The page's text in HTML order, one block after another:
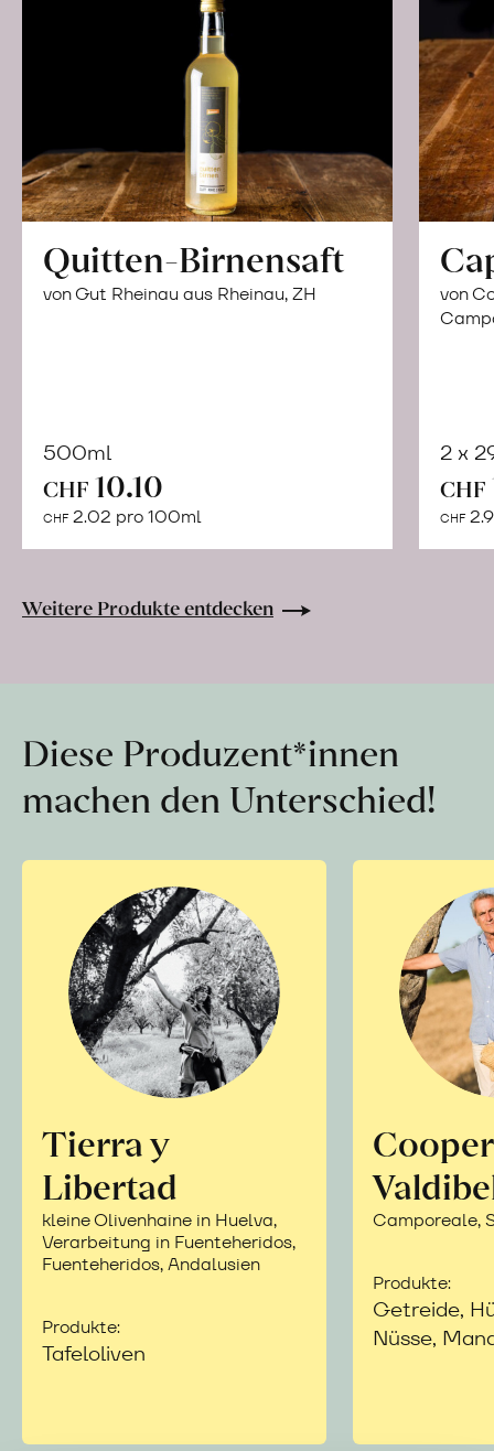
Quitten-Birnensaft
von Gut Rheinau aus Rheinau, ZH
500ml
CHF 10.10
CHF 2.02 pro 100ml
Warenkorb
von
2 x
CHF
CHF
Weitere Produkte entdecken
Diese Produzent*innen
machen den Unterschied!
Tierra y
Libertad
kleine Olivenhaine in Huelva,
Verarbeitung in Fuenteheridos,
Fuenteheridos, Andalusien
Produkte:
Tafeloliven
Camporeale,
Produkte:
Getreide,
Nüsse,